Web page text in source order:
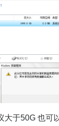
大于50G 也可